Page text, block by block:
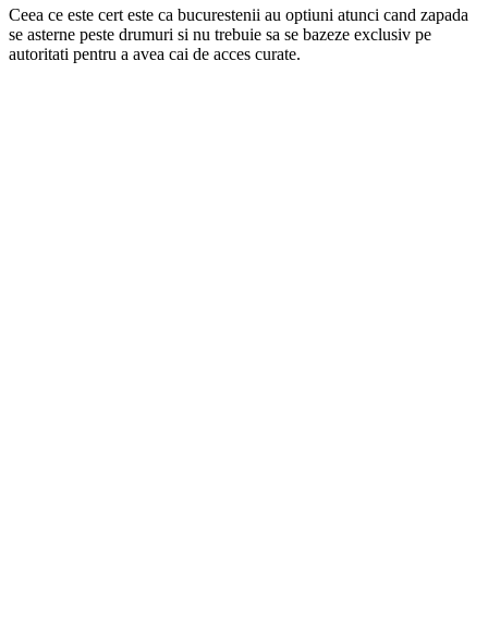
Ceea ce este cert este ca bucurestenii au optiuni atunci cand zapada
se asterne peste drumuri si nu trebuie sa se bazeze exclusiv pe
autoritati pentru a avea cai de acces curate.